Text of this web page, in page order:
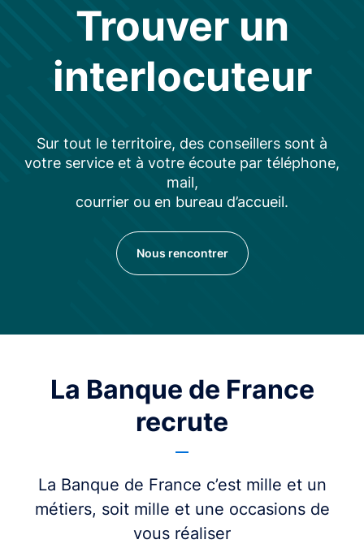
Trouver un
interlocuteur
Sur tout le territoire, des conseillers sont à
votre service et à votre écoute par téléphone,
mail,
courrier ou en bureau d’accueil.
Nous rencontrer
La Banque de France
recrute
La Banque de France c’est mille et un
métiers, soit mille et une occasions de
vous réaliser